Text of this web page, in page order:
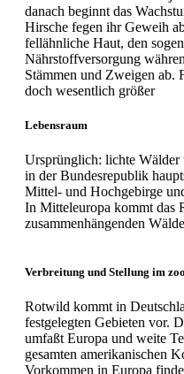
danach beginnt das
Hirsche fegen ihr Geweih
fellähnliche Haut, den
Nährstoffversorgung
Stämmen und Zweigen ab.
doch wesentlich größer
Lebensraum
Ursprünglich: lichte Wälder
in der Bundesrepublik
Mittel- und Hochgebirge
In Mitteleuropa kommt das
zusammenhängenden
Verbreitung und Stellung im
Rotwild kommt in
festgelegten Gebieten vor.
umfaßt Europa und weite
gesamten amerikanischen
Vorkommen in Europa